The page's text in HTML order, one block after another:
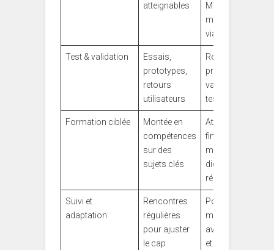
atteignables
MVP (produit
minimum
viable)
Test & validation
Essais,
prototypes,
retours
utilisateurs
Révision de la
proposition de
valeur suite
tests terrain
Formation ciblée
Montée en
compétences
sur des
sujets clés
Ateliers
financement,
marketing
digital,
réglementation
Suivi et
adaptation
Rencontres
régulières
pour ajuster
le cap
Points
mensuels
avec mentors
et groupes